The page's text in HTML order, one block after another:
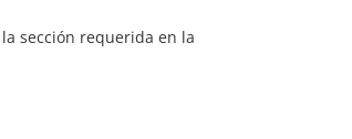
sección requerida en la